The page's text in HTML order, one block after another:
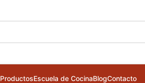
ProductosEscuela de CocinaBlogContacto